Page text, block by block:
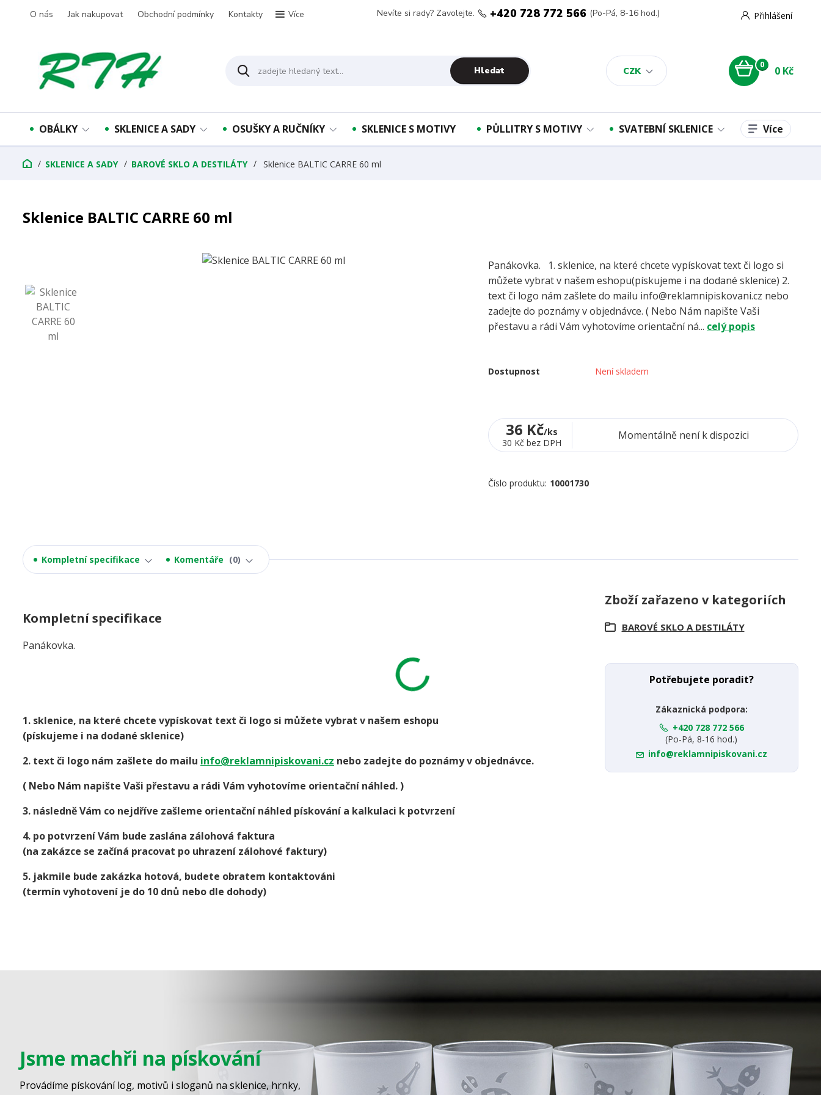
O nás Jak nakupovat Obchodní podmínky Kontakty Více
CZK
Přihlášení
Hledat
Nevíte si rady? Zavolejte. +420 728 772 566 (Po-Pá, 8-16 hod.)
0 0 Kč
OBÁLKY SKLENICE A SADY OSUŠKY A RUČNÍKY SKLENICE S MOTIVY PŮLLITRY S MOTIVY SVATEBNÍ SKLENICE Více
SKLENICE A SADY BAROVÉ SKLO A DESTILÁTY Sklenice BALTIC CARRE 60 ml
Sklenice BALTIC CARRE 60 ml
Panákovka. 1. sklenice, na které chcete vypískovat text či logo si
můžete vybrat v našem eshopu(pískujeme i na dodané sklenice) 2.
text či logo nám zašlete do mailu info@reklamnipiskovani.cz nebo
zadejte do poznámy v objednávce. ( Nebo Nám napište Vaši
přestavu a rádi Vám vyhotovíme orientační ná... celý popis
Dostupnost Není skladem
36 Kč/ks
30 Kč bez DPH
Momentálně není k dispozici
Číslo produktu: 10001730
Kompletní specifikace Komentáře 0
Kompletní specifikace
Panákovka.
1. sklenice, na které chcete vypískovat text či logo si můžete vybrat v našem eshopu
(pískujeme i na dodané sklenice)
2. text či logo nám zašlete do mailu info@reklamnipiskovani.cz nebo zadejte do poznámy v objednávce.
( Nebo Nám napište Vaši přestavu a rádi Vám vyhotovíme orientační náhled. )
3. následně Vám co nejdříve zašleme orientační náhled pískování a kalkulaci k potvrzení
4. po potvrzení Vám bude zaslána zálohová faktura
(na zakázce se začíná pracovat po uhrazení zálohové faktury)
5. jakmile bude zakázka hotová, budete obratem kontaktováni
(termín vyhotovení je do 10 dnů nebo dle dohody)
Zboží zařazeno v kategoriích
BAROVÉ SKLO A DESTILÁTY
Potřebujete poradit?
Zákaznická podpora:
+420 728 772 566
(Po-Pá, 8-16 hod.)
info@reklamnipiskovani.cz
Jsme machři na pískování
Provádíme pískování log, motivů i sloganů na sklenice, hrnky,